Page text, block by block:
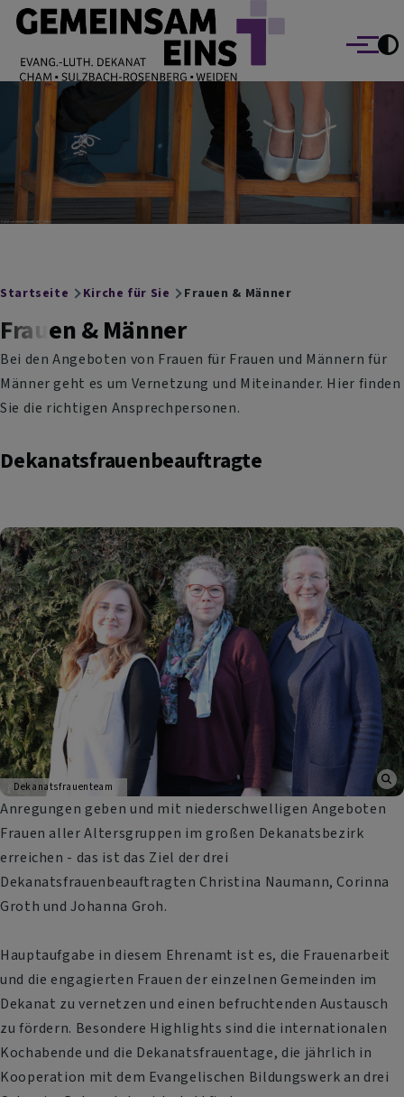
Direkt zum Inhalt
EVANG.-LUTH. DEKANAT GEMEINSAM EINS
Cham Sulzbach-Rosenberg Weiden
Menü
Breadcrumb
Startseite Kirche für Sie Frauen & Männer
Frauen & Männer
Bei den Angeboten von Frauen für Frauen und Männern für
Männer geht es um Vernetzung und Miteinander. Hier finden
Sie die richtigen Ansprechpersonen.
Dekanatsfrauenbeauftragte
Dekanatsfrauenteam
Anregungen geben und mit niederschwelligen Angeboten
Frauen aller Altersgruppen im großen Dekanatsbezirk
erreichen - das ist das Ziel der drei
Dekanatsfrauenbeauftragten Christina Naumann, Corinna
Groth und Johanna Groh.
Hauptaufgabe in diesem Ehrenamt ist es, die Frauenarbeit
und die engagierten Frauen der einzelnen Gemeinden im
Dekanat zu vernetzen und einen befruchtenden Austausch
zu fördern. Besondere Highlights sind die internationalen
Kochabende und die Dekanatsfrauentage, die jährlich in
Kooperation mit dem Evangelischen Bildungswerk an drei